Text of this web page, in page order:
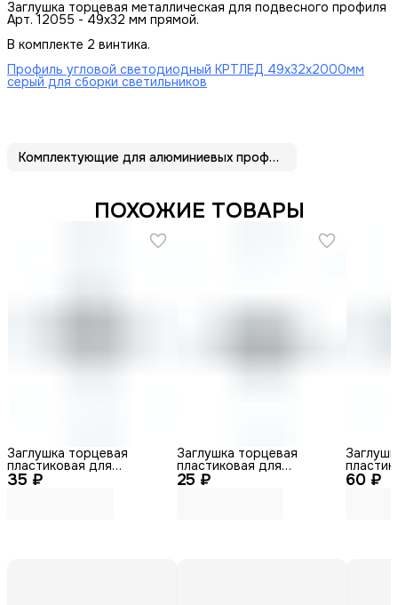
Заглушка торцевая металлическая для подвесного профиля
Арт. 12055 - 49х32 мм прямой.
В комплекте 2 винтика.
Профиль угловой светодиодный КРТЛЕД 49х32х2000мм
серый для сборки светильников
Комплектующие для алюминиевых профилей
ПОХОЖИЕ ТОВАРЫ
35 ₽
Заглушка торцевая
пластиковая для
подвесного профиля 25 ₽
Заглушка торцевая
пластиковая для
накладного профиля 60 ₽